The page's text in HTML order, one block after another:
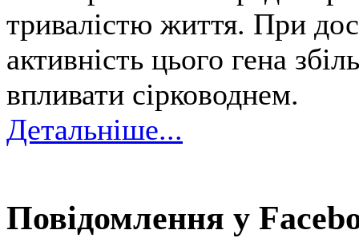
тривалістю життя. При
активність цього гена
впливати сірководнем.
Детальніше...
Повідомлення у